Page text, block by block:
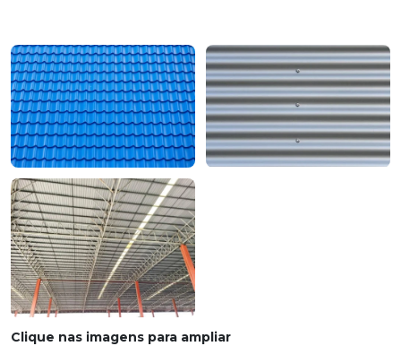
Clique nas imagens para ampliar